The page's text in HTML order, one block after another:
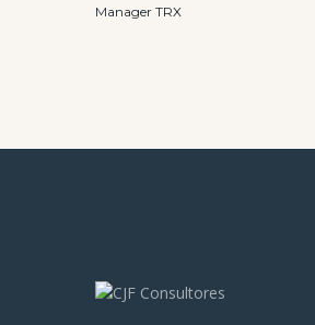
Manager TRX